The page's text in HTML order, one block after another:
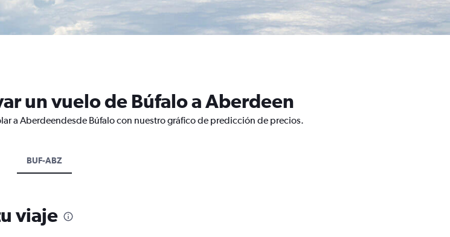
un vuelo de Búfalo a Aberdeen
a Aberdeendesde Búfalo con nuestro gráfico de predicción de precios.
BUF-ABZ
viaje